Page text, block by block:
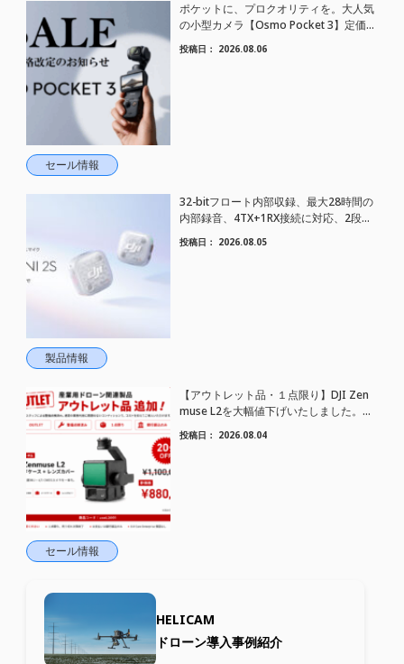
セール情報
ポケットに、プロクオリティを。大人気
の小型カメラ【Osmo Pocket 3】定価が
さらにお値下げされました！
投稿日： 2026.08.06
製品情報
32-bitフロート内部収録、最大28時間の
内部録音、4TX+1RX接続に対応、2段階
AIノイズキャンセリング搭載｜コンパク
トワイヤレスマイク DJI Mic Mini 2S 登場
投稿日： 2026.08.05
セール情報
【アウトレット品・１点限り】DJI Zen
muse L2を大幅値下げいたしました。｜
HELICAM STORE
投稿日： 2026.08.04
HELICAM
ドローン導入事例紹介